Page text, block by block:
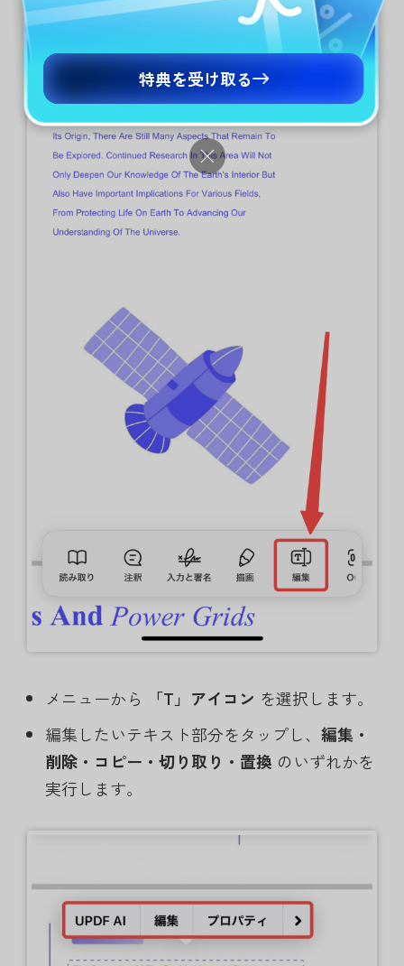
メニューから 「T」アイコン を選択します。
編集したいテキスト部分をタップし、 編集・
削除・コピー・切り取り・置換 のいずれかを
実行します。
特典を受け取る